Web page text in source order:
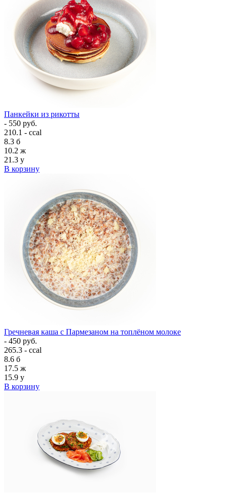
Панкейки из рикотты
- 550 руб.
210.1 - ccal
8.3 б
10.2 ж
21.3 у
В корзину
Гречневая каша с Пармезаном на топлёном молоке
- 450 руб.
265.3 - ccal
8.6 б
17.5 ж
15.9 у
В корзину